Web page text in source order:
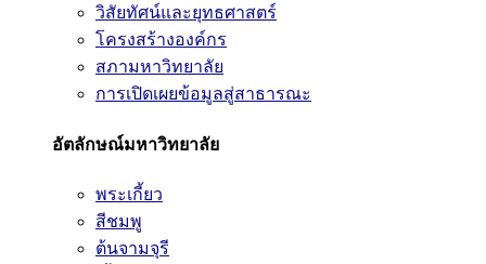
วิสัยทัศน์และยุทธศาสตร์
โครงสร้างองค์กร
สภามหาวิทยาลัย
การเปิดเผยข้อมูลสู่สาธารณะ
อัตลักษณ์มหาวิทยาลัย
พระเกี้ยว
สีชมพู
ต้นจามจุรี